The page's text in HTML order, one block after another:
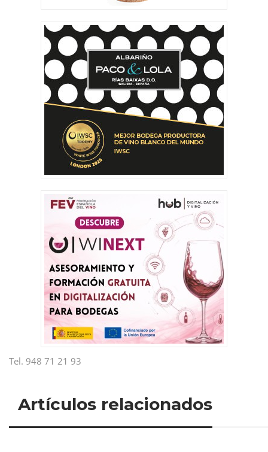
Tel. 948 71 21 93
Artículos relacionados